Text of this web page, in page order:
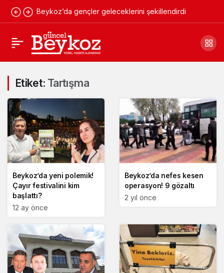
Beykoz’da gençler geleceklerini şekillendirdi
Etiket: Tartışma
Beykoz’da yeni polemik!
Çayır festivalini kim
başlattı?
12 ay önce
Beykoz’da nefes kesen
operasyon! 9 gözaltı
2 yıl önce